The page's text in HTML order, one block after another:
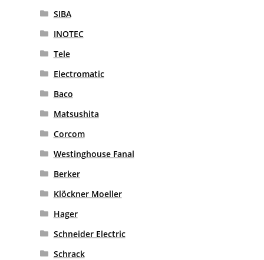
SIBA
INOTEC
Tele
Electromatic
Baco
Matsushita
Corcom
Westinghouse Fanal
Berker
Klöckner Moeller
Hager
Schneider Electric
Schrack